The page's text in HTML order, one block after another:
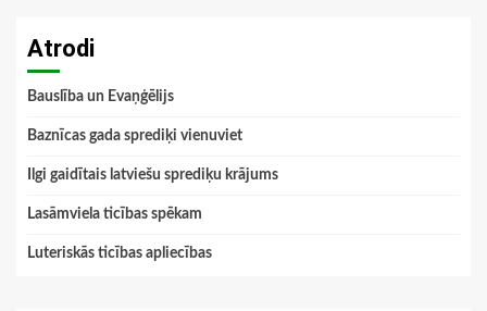
Atrodi
Bauslība un Evaņģēlijs
Baznīcas gada sprediķi vienuviet
Ilgi gaidītais latviešu sprediķu krājums
Lasāmviela ticības spēkam
Luteriskās ticības apliecības